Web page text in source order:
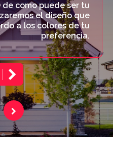
de como puede ser tu
el diseño que
a los colores de tu
preferencia.